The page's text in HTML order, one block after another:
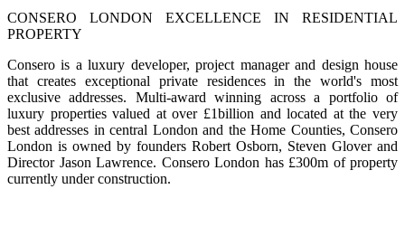
CONSERO LONDON EXCELLENCE IN RESIDENTIAL
PROPERTY
Consero is a luxury developer, project manager and design house
that creates exceptional private residences in the world's most
exclusive addresses. Multi-award winning across a portfolio of
luxury properties valued at over £1billion and located at the very
best addresses in central London and the Home Counties, Consero
London is owned by founders Robert Osborn, Steven Glover and
Director Jason Lawrence. Consero London has £300m of property
currently under construction.